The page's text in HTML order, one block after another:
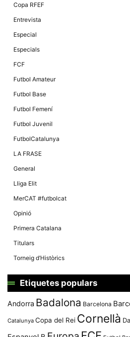
Copa RFEF
Entrevista
Especial
Especials
FCF
Futbol Amateur
Futbol Base
Futbol Femení
Futbol Juvenil
FutbolCatalunya
LA FRASE
General
Lliga Elit
MerCAT #futbolcat
Opinió
Primera Catalana
Titulars
Torneig d’Històrics
Etiquetes populars
Andorra Badalona Barcelona
Catalunya Copa del Rei Cornellà